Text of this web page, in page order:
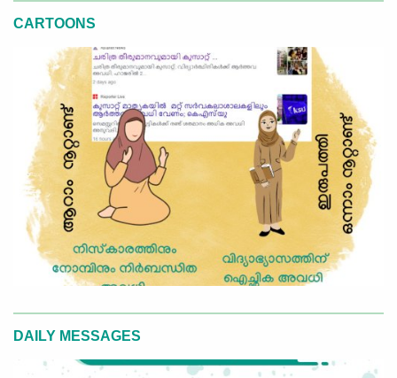
CARTOONS
DAILY MESSAGES